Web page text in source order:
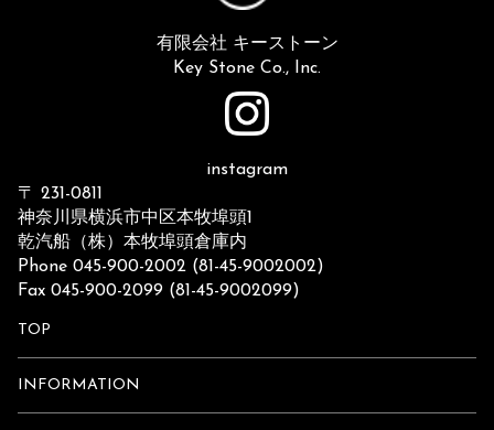
有限会社 キーストーン
Key Stone Co., Inc.
instagram
〒 231-0811
神奈川県横浜市中区本牧埠頭1
乾汽船（株）本牧埠頭倉庫内
Phone 045-900-2002 (81-45-9002002)
Fax 045-900-2099 (81-45-9002099)
TOP
INFORMATION